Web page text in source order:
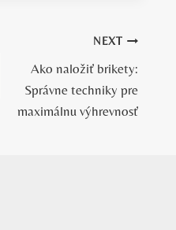
NEXT
Ako naložiť brikety:
Správne techniky pre
maximálnu výhrevnosť